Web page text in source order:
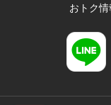
おトク